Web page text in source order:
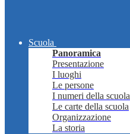
Scuola
Panoramica
Presentazione
I luoghi
Le persone
I numeri della scuola
Le carte della scuola
Organizzazione
La storia